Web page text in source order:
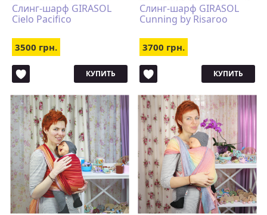
Слинг-шарф GIRASOL
Cielo Pacifico
3500 грн.
КУПИТЬ
Слинг-шарф GIRASOL
Cunning by Risaroo
3700 грн.
КУПИТЬ